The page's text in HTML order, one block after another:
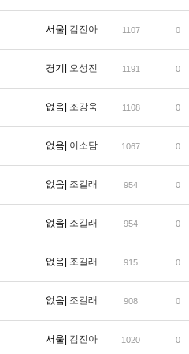
서울| 김진아 1107 0
경기| 오성진 1191 0
없음| 조강욱 1108 0
없음| 이소담 1067 0
없음| 조길래 954 0
없음| 조길래 954 0
없음| 조길래 915 0
없음| 조길래 908 0
서울| 김진아 1020 0